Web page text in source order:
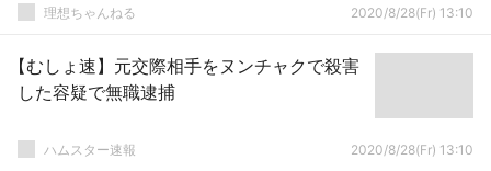
理想ちゃんねる 2020/8/28(Fr) 13:10
【むしょ速】元交際相手をヌンチャクで殺害
した容疑で無職逮捕
ハムスター速報 2020/8/28(Fr) 13:10